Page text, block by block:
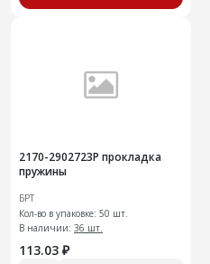
2170-2902723Р прокладка
пружины
БРТ
Кол-во в упаковке: 50 шт.
В наличии: 36 шт.
113.03 ₽